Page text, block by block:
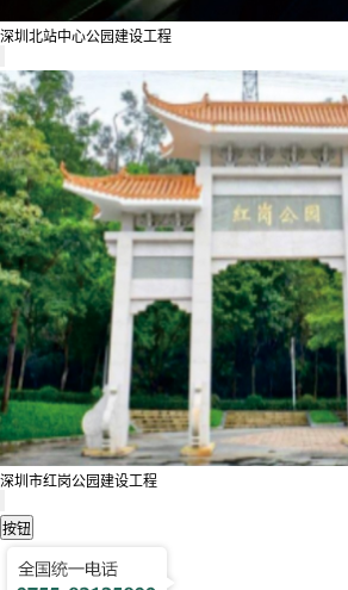
深圳北站中心公园建设工程
深圳市红岗公园建设工程